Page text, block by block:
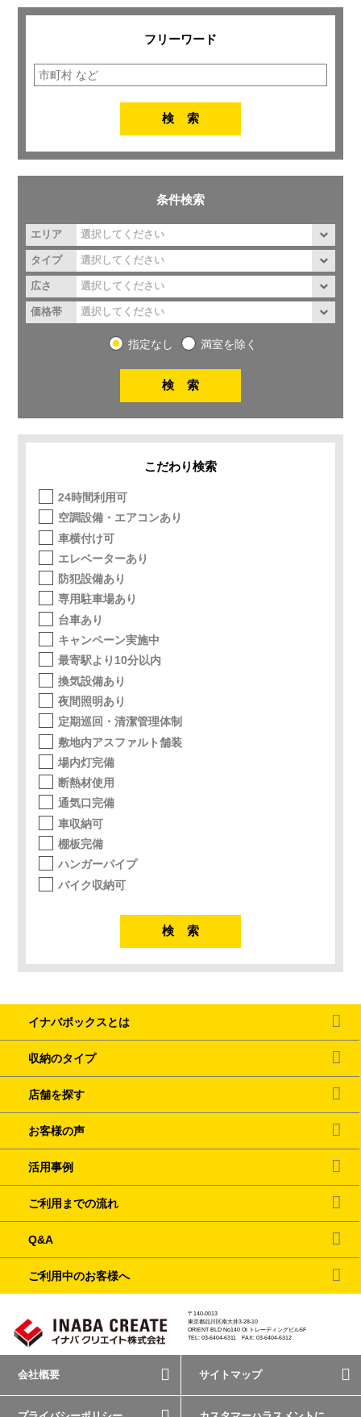
フリーワード
条件検索
エリア
タイプ
広さ
価格帯
指定なし 満室を除く
こだわり検索
24時間利用可
空調設備・エアコンあり
車横付け可
エレベーターあり
防犯設備あり
専用駐車場あり
台車あり
キャンペーン実施中
最寄駅より10分以内
換気設備あり
夜間照明あり
定期巡回・清潔管理体制
敷地内アスファルト舗装
場内灯完備
断熱材使用
通気口完備
車収納可
棚板完備
ハンガーパイプ
バイク収納可
イナバボックスとは
収納のタイプ
店舗を探す
お客様の声
活用事例
ご利用までの流れ
Q&A
ご利用中のお客様へ
〒140-0013
東京都品川区南大井3-28-10
ORIENT BLD No140 OI トレーディングビル5F
TEL: 03-6404-6311 FAX: 03-6404-6312
会社概要 サイトマップ